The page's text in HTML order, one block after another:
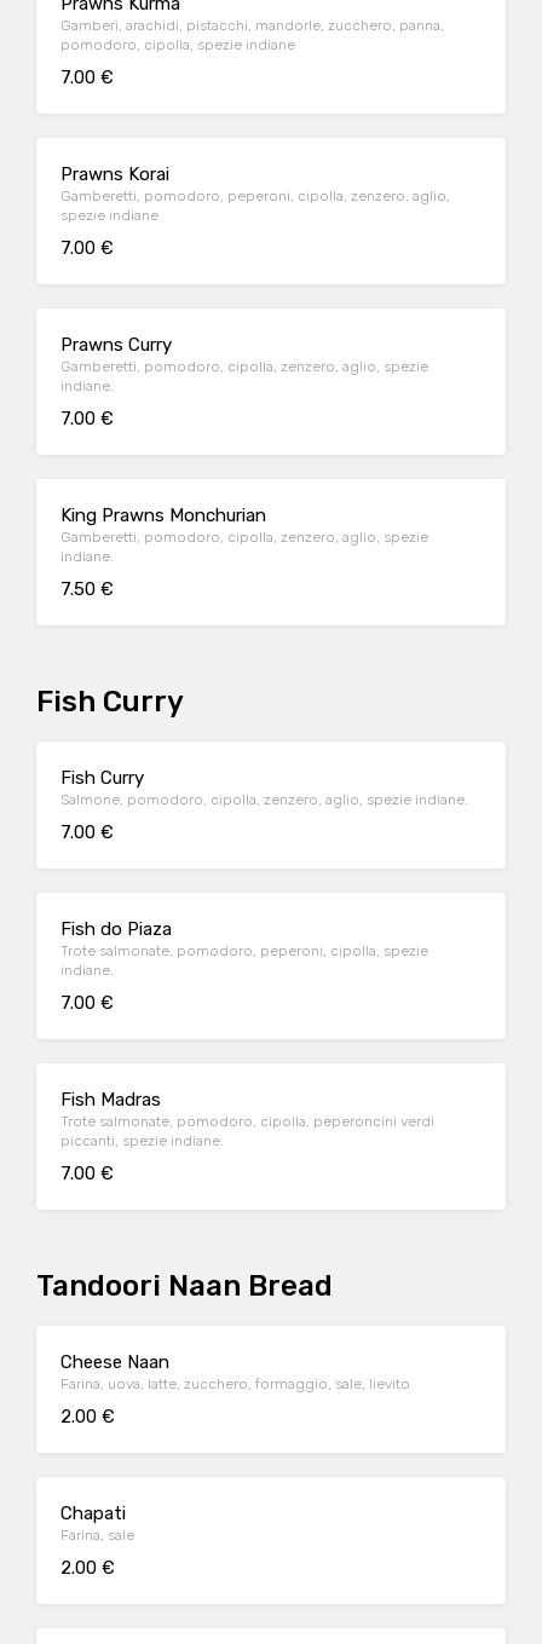
Gamberi, arachidi, pistacchi, mandorle, zucchero, panna,
pomodoro, cipolla, spezie indiane
7.00 €
Prawns Korai
Gamberetti, pomodoro, peperoni, cipolla, zenzero, aglio,
spezie indiane
7.00 €
Prawns Curry
Gamberetti, pomodoro, cipolla, zenzero, aglio, spezie
indiane.
7.00 €
King Prawns Monchurian
Gamberetti, pomodoro, cipolla, zenzero, aglio, spezie
indiane.
7.50 €
Fish Curry
Fish Curry
Salmone, pomodoro, cipolla, zenzero, aglio, spezie indiane.
7.00 €
Fish do Piaza
Trote salmonate, pomodoro, peperoni, cipolla, spezie
indiane.
7.00 €
Fish Madras
Trote salmonate, pomodoro, cipolla, peperoncini verdi
piccanti, spezie indiane.
7.00 €
Tandoori Naan Bread
Cheese Naan
Farina, uova, latte, zucchero, formaggio, sale, lievito
2.00 €
Chapati
Farina, sale
2.00 €